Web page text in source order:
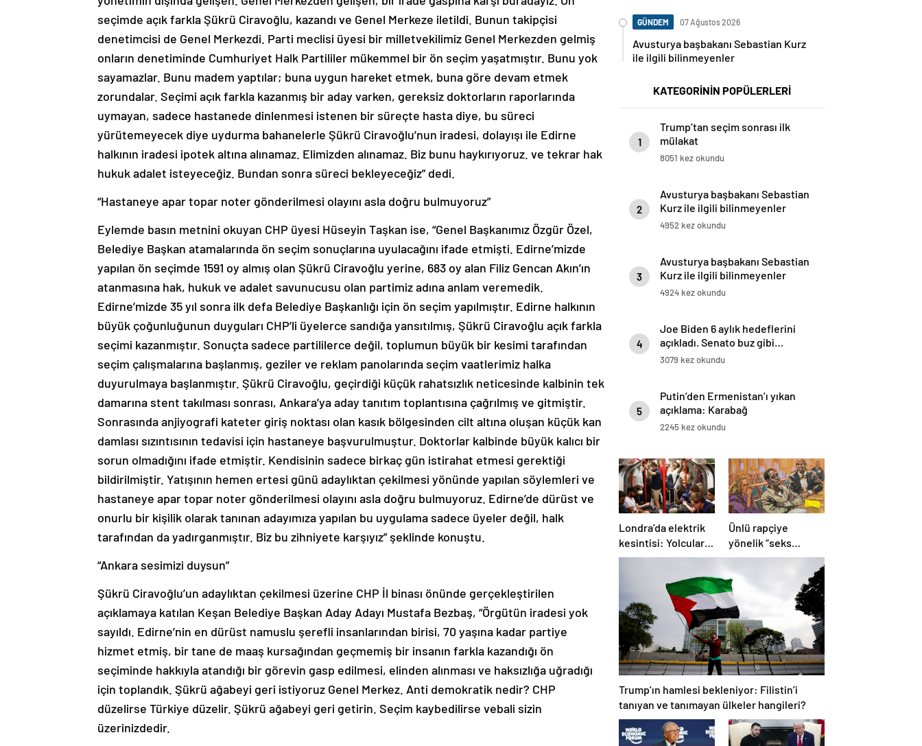
seçimde açık farkla Şükrü Ciravoğlu, kazandı ve Genel Merkeze iletildi. Bunun takipçisi
denetimcisi de Genel Merkezdi. Parti meclisi üyesi bir milletvekilimiz Genel Merkezden gelmiş
onların denetiminde Cumhuriyet Halk Partililer mükemmel bir ön seçim yaşatmıştır. Bunu yok
sayamazlar. Bunu madem yaptılar; buna uygun hareket etmek, buna göre devam etmek
zorundalar. Seçimi açık farkla kazanmış bir aday varken, gereksiz doktorların raporlarında
uymayan, sadece hastanede dinlenmesi istenen bir süreçte hasta diye, bu süreci
yürütemeyecek diye uydurma bahanelerle Şükrü Ciravoğlu’nun iradesi, dolayışı ile Edirne
halkının iradesi ipotek altına alınamaz. Elimizden alınamaz. Biz bunu haykırıyoruz. ve tekrar hak
hukuk adalet isteyeceğiz. Bundan sonra süreci bekleyeceğiz” dedi.
Belediye Başkan atamalarında ön seçim sonuçlarına uyulacağını ifade etmişti. Edirne’mizde
yapılan ön seçimde 1591 oy almış olan Şükrü Ciravoğlu yerine, 683 oy alan Filiz Gencan Akın’ın
atanmasına hak, hukuk ve adalet savunucusu olan partimiz adına anlam veremedik.
Edirne’mizde 35 yıl sonra ilk defa Belediye Başkanlığı için ön seçim yapılmıştır. Edirne halkının
büyük çoğunluğunun duyguları CHP’li üyelerce sandığa yansıtılmış, Şükrü Ciravoğlu açık farkla
seçimi kazanmıştır. Sonuçta sadece partililerce değil, toplumun büyük bir kesimi tarafından
seçim çalışmalarına başlanmış, geziler ve reklam panolarında seçim vaatlerimiz halka
duyurulmaya başlanmıştır. Şükrü Ciravoğlu, geçirdiği küçük rahatsızlık neticesinde kalbinin tek
damarına stent takılması sonrası, Ankara’ya aday tanıtım toplantısına çağrılmış ve gitmiştir.
Sonrasında anjiyografi kateter giriş noktası olan kasık bölgesinden cilt altına oluşan küçük kan
damlası sızıntısının tedavisi için hastaneye başvurulmuştur. Doktorlar kalbinde büyük kalıcı bir
sorun olmadığını ifade etmiştir. Kendisinin sadece birkaç gün istirahat etmesi gerektiği
bildirilmiştir. Yatışının hemen ertesi günü adaylıktan çekilmesi yönünde yapılan söylemleri ve
hastaneye apar topar noter gönderilmesi olayını asla doğru bulmuyoruz. Edirne’de dürüst ve
onurlu bir kişilik olarak tanınan adayımıza yapılan bu uygulama sadece üyeler değil, halk
tarafından da yadırganmıştır. Biz bu zihniyete karşıyız” şeklinde konuştu.
açıklamaya katılan Keşan Belediye Başkan Aday Adayı Mustafa Bezbaş, “Örgütün iradesi yok
sayıldı. Edirne’nin en dürüst namuslu şerefli insanlarından birisi, 70 yaşına kadar partiye
hizmet etmiş, bir tane de maaş kursağından geçmemiş bir insanın farkla kazandığı ön
seçiminde hakkıyla atandığı bir görevin gasp edilmesi, elinden alınması ve haksızlığa uğradığı
için toplandık. Şükrü ağabeyi geri istiyoruz Genel Merkez. Anti demokratik nedir? CHP
düzelirse Türkiye düzelir. Şükrü ağabeyi geri getirin. Seçim kaybedilirse vebali sizin
üzerinizdedir.
Avusturya başbakanı Sebastian Kurz
ile ilgili bilinmeyenler
1
mülakat
8051 kez okundu
2
Kurz ile ilgili bilinmeyenler
4952 kez okundu
3
Kurz ile ilgili bilinmeyenler
4924 kez okundu
4
açıkladı. Senato buz gibi…
3079 kez okundu
5
açıklama: Karabağ
Azerbaycan’ın ayrılmaz bir
parçasıdır!
2245 kez okundu
Londra’da elektrik
kesintisi: Yolcular
metroda mahsur
Ünlü rapçiye
yönelik “seks
ticareti” davası
Trump’ın hamlesi bekleniyor: Filistin’i
tanıyan ve tanımayan ülkeler hangileri?